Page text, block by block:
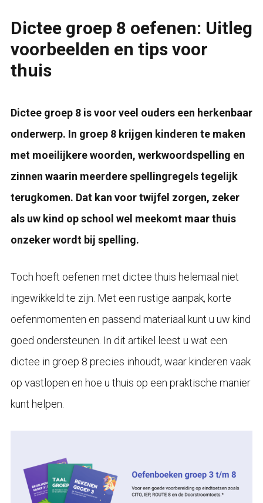
Dictee groep 8 oefenen: Uitleg
voorbeelden en tips voor
thuis
Dictee groep 8 is voor veel ouders een herkenbaar
onderwerp. In groep 8 krijgen kinderen te maken
met moeilijkere woorden, werkwoordspelling en
zinnen waarin meerdere spellingregels tegelijk
terugkomen. Dat kan voor twijfel zorgen, zeker
als uw kind op school wel meekomt maar thuis
onzeker wordt bij spelling.
Toch hoeft oefenen met dictee thuis helemaal niet
ingewikkeld te zijn. Met een rustige aanpak, korte
oefenmomenten en passend materiaal kunt u uw kind
goed ondersteunen. In dit artikel leest u wat een
dictee in groep 8 precies inhoudt, waar kinderen vaak
op vastlopen en hoe u thuis op een praktische manier
kunt helpen.